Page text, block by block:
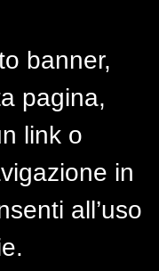
banner,
pagina,
link o
in
all’uso